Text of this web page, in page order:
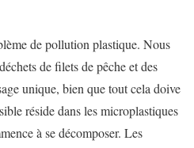
de pollution plastique. Nous
de filets de pêche et des
unique, bien que tout cela doive
réside dans les microplastiques
à se décomposer. Les